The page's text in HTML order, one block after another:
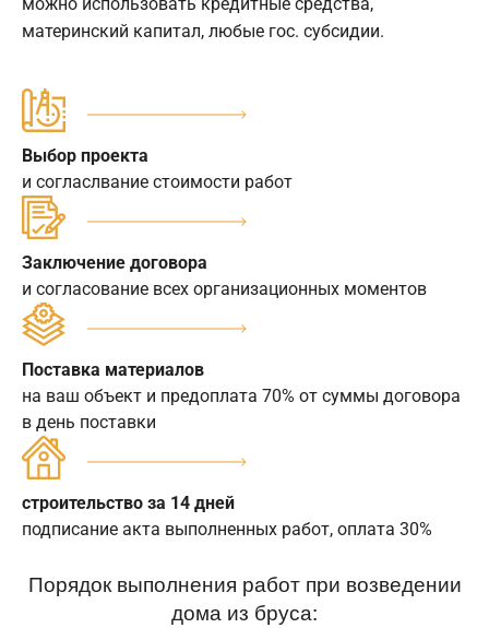
материнский капитал, любые гос. субсидии.
Выбор проекта
и согласлвание стоимости работ
Заключение договора
и согласование всех организационных моментов
Поставка материалов
на ваш объект и предоплата 70% от суммы договора
в день поставки
строительство за 14 дней
подписание акта выполненных работ, оплата 30%
Порядок выполнения работ при возведении
дома из бруса: